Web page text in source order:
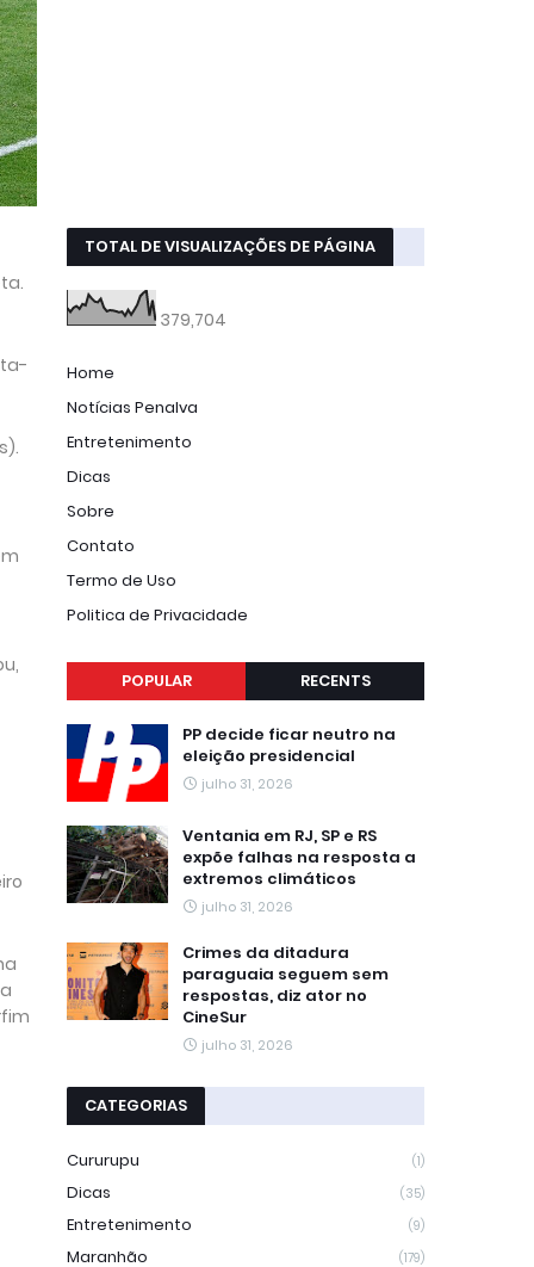
TOTAL DE VISUALIZAÇÕES DE PÁGINA
379,704
Home
Notícias Penalva
Entretenimento
Dicas
Sobre
Contato
Termo de Uso
Politica de Privacidade
POPULAR RECENTS
PP decide ficar neutro na
eleição presidencial
julho 31, 2026
Ventania em RJ, SP e RS
expõe falhas na resposta a
extremos climáticos
julho 31, 2026
Crimes da ditadura
paraguaia seguem sem
respostas, diz ator no
CineSur
julho 31, 2026
CATEGORIAS
Cururupu (1)
Dicas (35)
Entretenimento (9)
Maranhão (179)